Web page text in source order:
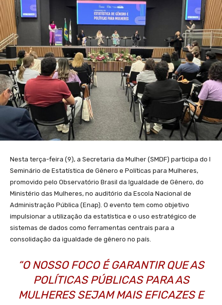
Nesta terça-feira (9), a Secretaria da Mulher (SMDF) participa do I
Seminário de Estatística de Gênero e Políticas para Mulheres,
promovido pelo Observatório Brasil da Igualdade de Gênero, do
Ministério das Mulheres, no auditório da Escola Nacional de
Administração Pública (Enap). O evento tem como objetivo
impulsionar a utilização da estatística e o uso estratégico de
sistemas de dados como ferramentas centrais para a
consolidação da igualdade de gênero no país.
“O NOSSO FOCO É GARANTIR QUE AS
POLÍTICAS PÚBLICAS PARA AS
MULHERES SEJAM MAIS EFICAZES E